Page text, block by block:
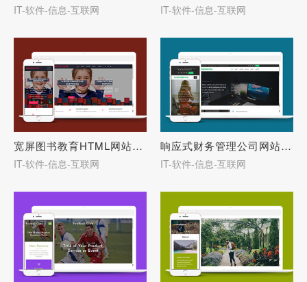
IT-软件-信息-互联网 IT-软件-信息-互联网
宽屏图书教育HTML网站模板源码-27786
IT-软件-信息-互联网
响应式财务管理公司网站模板-27783
IT-软件-信息-互联网